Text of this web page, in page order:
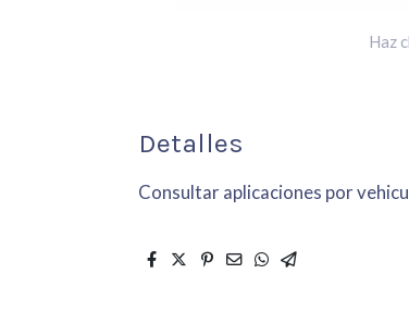
Haz
Detalles
Consultar aplicaciones por